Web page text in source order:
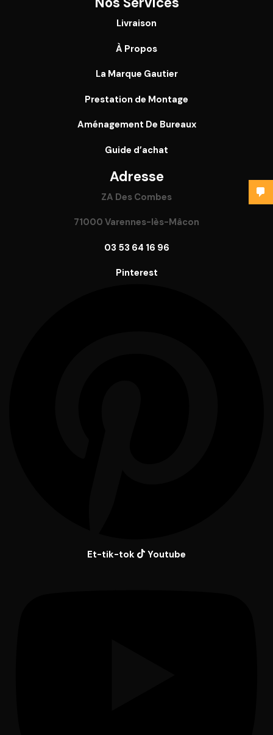
Livraison
À Propos
La Marque Gautier
Prestation de Montage
Aménagement De Bureaux
Guide d’achat
Adresse
ZA Des Combes
71000 Varennes-lès-Mâcon
03 53 64 16 96
Pinterest
Et-tik-tok Youtube